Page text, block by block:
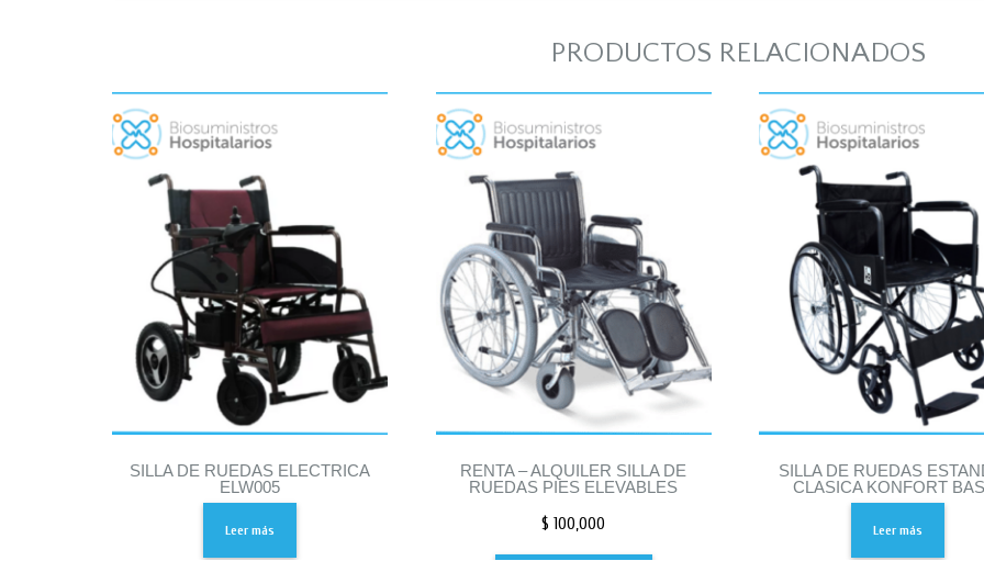
PRODUCTOS RELACIONADOS
SILLA DE RUEDAS ELECTRICA
ELW005
Leer más
RENTA – ALQUILER SILLA DE
RUEDAS PIES ELEVABLES
$ 100,000
SILLA DE RUEDAS
CLASICA KONFORT
Leer más